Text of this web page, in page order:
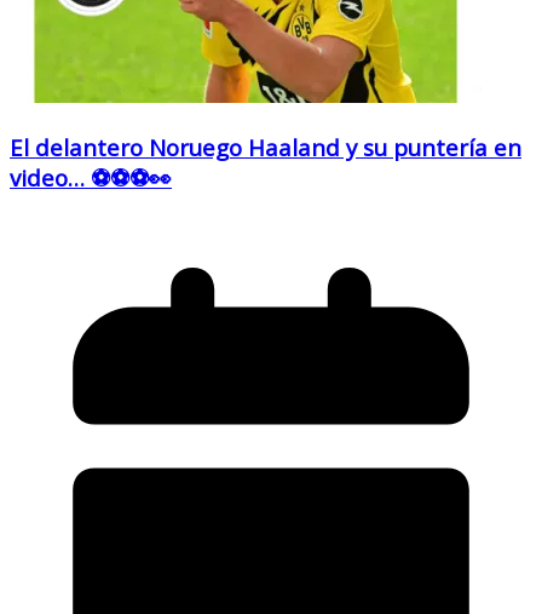
El delantero Noruego Haaland y su puntería en
video… ⚽⚽⚽👀